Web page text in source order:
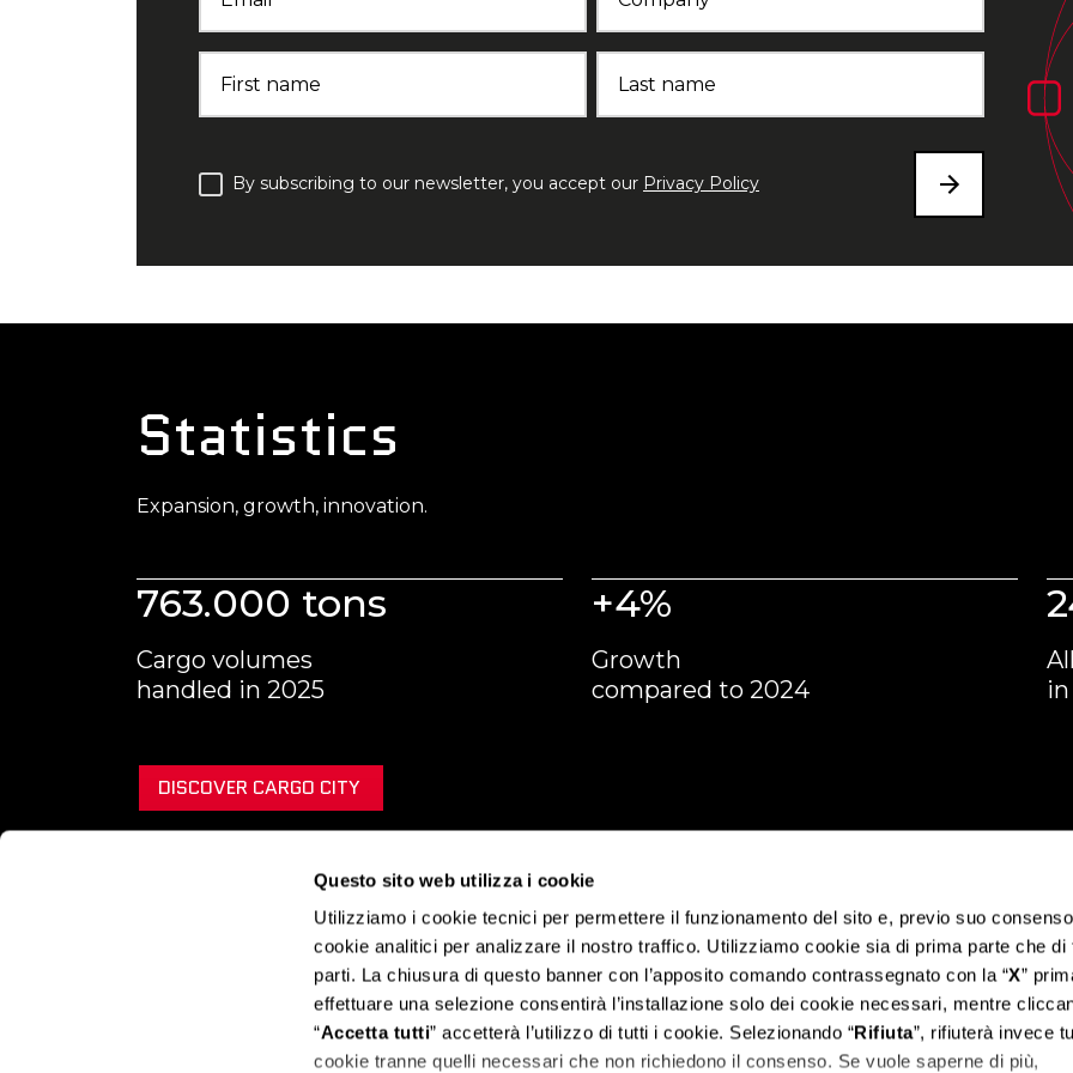
Questo sito web utilizza i cookie
Utilizziamo i cookie tecnici per permettere il funzionamento del sito e, previo suo
cookie analitici per analizzare il nostro traffico. Utilizziamo cookie sia di prima parte che di
parti. La chiusura di questo banner con l’apposito comando contrassegnato con la “X”
effettuare una selezione consentirà l’installazione solo dei cookie necessari, mentre
“Accetta tutti” accetterà l’utilizzo di tutti i cookie. Selezionando “Rifiuta”, rifiuterà invece
cookie tranne quelli necessari che non richiedono il consenso. Se vuole saperne di più,
First name Last name
By subscribing to our newsletter, you accept our Privacy Policy
Statistics
Expansion, growth, innovation.
763.000 tons
Cargo volumes
handled in 2025
+4%
Growth
compared to 2024
DISCOVER CARGO CITY